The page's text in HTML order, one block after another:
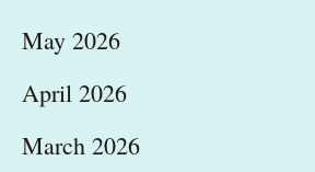
May 2026
April 2026
March 2026